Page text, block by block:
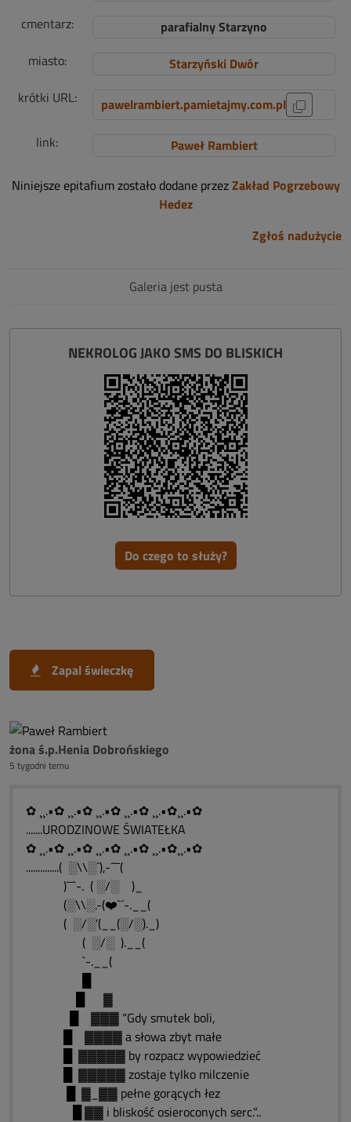
cmentarz:
parafialny Starzyno
miasto:
Starzyński Dwór
krótki URL:
pawelrambiert.pamietajmy.com.pl
link:
Paweł Rambiert
Niniejsze epitafium zostało dodane przezZakład Pogrzebowy
Hedez
Zgłoś nadużycie
Galeria jest pusta
NEKROLOG JAKO SMS DO BLISKICH
Do czego to służy?
Zapal świeczkę
żona ś.p.Henia Dobrońskiego
5 tygodni temu
✿ ¸¸.•✿ ¸¸.•✿ ¸¸.•✿ ¸¸.•✿ ¸¸.•✿¸¸.•✿
.......URODZINOWE ŚWIATEŁKA
✿ ¸¸.•✿ ¸¸.•✿ ¸¸.•✿ ¸¸.•✿ ¸¸.•✿¸¸.•✿
..............( ░\\░´),-´¯¯(
)¯¯`-. ( ░/░ )_
(░\\░.-(❤️`´-.__(
( ░/░’(__(░/░)._)
( ░/░ ).__(
`-.__(
█ ▓
█ ▓▓▓ “Gdy smutek boli,
█ ▓▓▓▓ a słowa zbyt małe
█ ▓▓▓▓▓ by rozpacz wypowiedzieć
█ ▓▓▓▓▓ zostaje tylko milczenie
█ ▓_▓▓ pełne gorących łez
█ ▓▓ i bliskość osieroconych serc.“..